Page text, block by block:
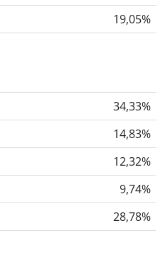
19,05%
34,33%
14,83%
12,32%
9,74%
28,78%